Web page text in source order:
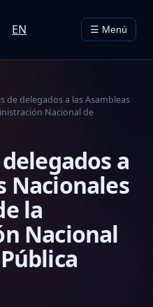
EN ☰ Menú
de delegados a las Asambleas
Nacional de
a
Nacionales
la
Nacional